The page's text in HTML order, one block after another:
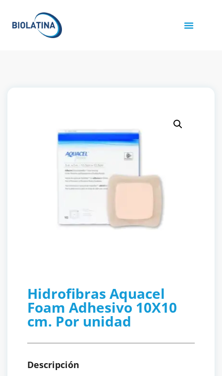
Hidrofibras Aquacel
Foam Adhesivo 10X10
cm. Por unidad
Descripción